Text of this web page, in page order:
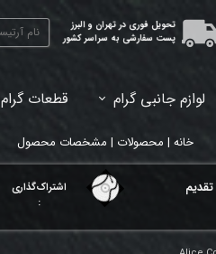
تحویل فوری در تهران و البرز
پست سفارشی به سراسر کشور
لوازم جانبی گرام قطعات گرام
خانه | محصولات | مشخصات محصول
اشتراک‌گذاری
: